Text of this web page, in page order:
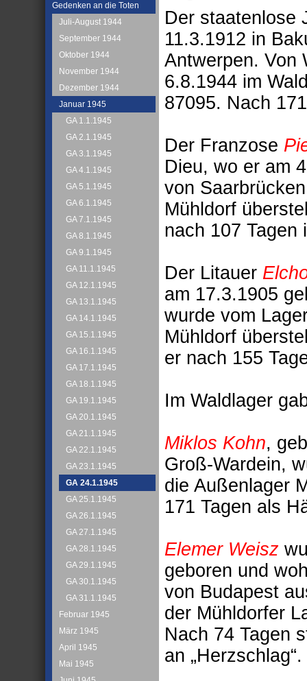
Gedenken an die Toten
Juli-August 1944
September 1944
Oktober 1944
November 1944
Dezember 1944
Januar 1945
GA 1.1.1945
GA 2.1.1945
GA 3.1.1945
GA 4.1.1945
GA 5.1.1945
GA 6.1.1945
GA 7.1.1945
GA 8.1.1945
GA 9.1.1945
GA 11.1.1945
GA 12.1.1945
GA 13.1.1945
GA 14.1.1945
GA 15.1.1945
GA 16.1.1945
GA 17.1.1945
GA 18.1.1945
GA 19.1.1945
GA 20.1.1945
GA 21.1.1945
GA 22.1.1945
GA 23.1.1945
GA 24.1.1945
GA 25.1.1945
GA 26.1.1945
GA 27.1.1945
GA 28.1.1945
GA 29.1.1945
GA 30.1.1945
GA 31.1.1945
Februar 1945
März 1945
April 1945
Mai 1945
Der staatenlose
11.3.1912 in
Antwerpen. Von
6.8.1944 im
87095. Nach
Der Franzose
Dieu, wo er am
von
Mühldorf
nach 107 Tagen
Der Litauer
am 17.3.1905
wurde vom
Mühldorf
er nach 155
Im Waldlager
Miklos Kohn,
Groß-Wardein,
die Außenlager
171 Tagen als
Elemer Weisz
geboren und
von Budapest
der Mühldorfer
Nach 74 Tagen
an „Herzschlag“.